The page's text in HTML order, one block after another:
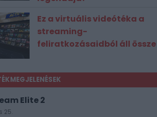
Ez a virtuális videótéka a
streaming-
feliratkozásaidból áll össze
Elite 2
25.